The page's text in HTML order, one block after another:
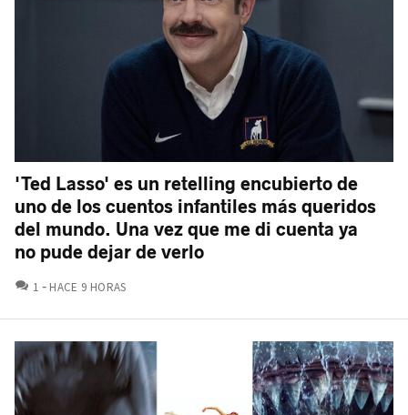
'Ted Lasso' es un retelling encubierto de
uno de los cuentos infantiles más queridos
del mundo. Una vez que me di cuenta ya
no pude dejar de verlo
1 COMENTARIOS
HACE 9 HORAS